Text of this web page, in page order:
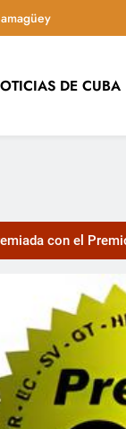
DE CUBA
con el